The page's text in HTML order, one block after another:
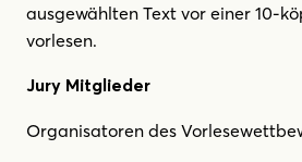
ausgewählten Text vor einer 10-
vorlesen.
Jury Mitglieder
Organisatoren des